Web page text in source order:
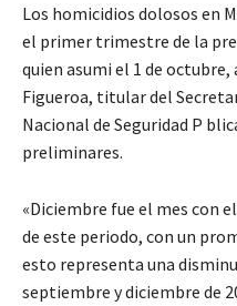
Los homicidios dolosos en
el primer trimestre de la
quien asumi el 1 de
Figueroa, titular del
Nacional de Seguridad P
preliminares.
«Diciembre fue el mes con
de este periodo, con un
esto representa una
septiembre y diciembre de